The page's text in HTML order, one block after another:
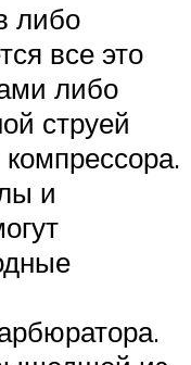
либо
все это
либо
струей
компрессора.
и